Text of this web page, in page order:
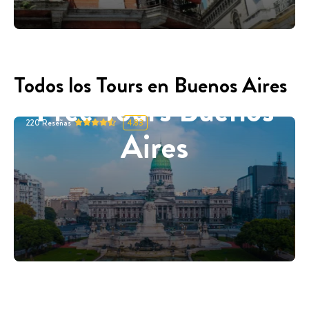
Todos los Tours en Buenos Aires
Free Tours Buenos
Aires
220Reseñas 4.83